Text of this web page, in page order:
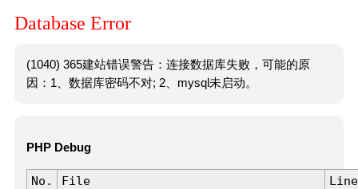
Database Error
(1040) 365建站错误警告：连接数据库失败，可能的原
因：1、数据库密码不对; 2、mysql未启动。
PHP Debug
No. File
Line